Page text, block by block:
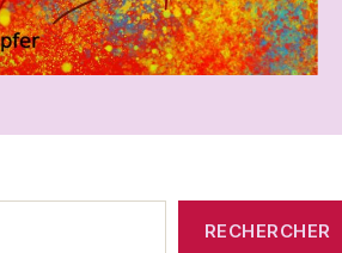
RECHERCHER